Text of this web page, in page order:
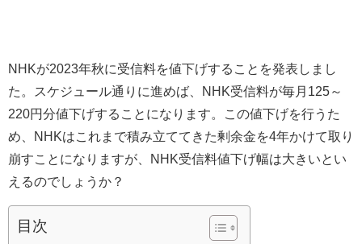
NHKが2023年秋に受信料を値下げすることを発表しまし
た。スケジュール通りに進めば、NHK受信料が毎月125～
220円分値下げすることになります。この値下げを行うた
め、NHKはこれまで積み立ててきた剰余金を4年かけて取り
崩すことになりますが、NHK受信料値下げ幅は大きいとい
えるのでしょうか？
目次